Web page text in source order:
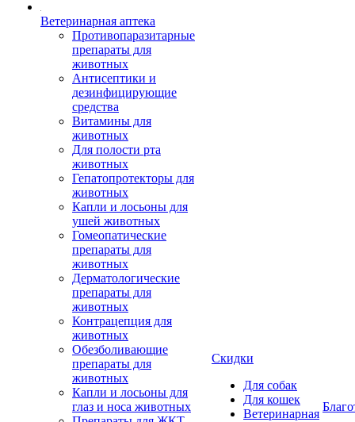
Ветеринарная аптека
Противопаразитарные
препараты для
животных
Антисептики и
дезинфицирующие
средства
Витамины для
животных
Для полости рта
животных
Гепатопротекторы для
животных
Капли и лосьоны для
ушей животных
Гомеопатические
препараты для
животных
Дерматологические
препараты для
животных
Контрацепция для
животных
Обезболивающие
препараты для
животных
Капли и лосьоны для
глаз и носа животных
Скидки
Для собак
Для кошек
Ветеринарная